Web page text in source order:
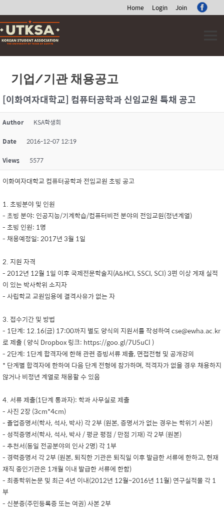
Home Login Join
Skip
to
content
기업/기관 채용공고
[이화여자대학교] 컴퓨터공학과 신임교원 특채 공고
Author KSA학생회
Date 2016-12-07 12:19
Views 5577
이화여자대학교 컴퓨터공학과 전임교원 초빙 공고
1. 초빙분야 및 인원
- 초빙 분야: 인공지능/기계학습/컴퓨터비전 분야의 전임교원(정년계열)
- 초빙 인원: 1명
- 채용예정일: 2017년 3월 1일
2. 지원 자격
- 2012년 12월 1일 이후 국제전문학술지(A&HCI, SSCI, SCI) 3편 이상 게재 실적
이 있는 박사학위 소지자
- 사립학교 교원임용에 결격사유가 없는 자
3. 접수기간 및 방법
- 1단계: 12.16(금) 17:00까지 별도 양식의 지원서를 작성하여 cse@ewha.ac.kr
로 제출 ( 양식 Dropbox 링크: https://goo.gl/7U5uCl )
- 2단계: 1단계 합격자에 한해 관련 증빙서류 제출, 면접전형 및 공개강의
* 단계별 합격자에 한하여 다음 단계 전형에 참가하며, 적격자가 없을 경우 채용하지
않거나 비정년 계열로 채용할 수 있음
4. 서류 제출(1단계 통과자): 학과 사무실로 제출
- 사진 2장 (3cm*4cm)
- 졸업증명서(학사, 석사, 박사) 각 2부 (원본, 증명서가 없는 경우는 학위기 사본)
- 성적증명서(학사, 석사, 박사 / 평균 평점 / 만점 기재) 각 2부 (원본)
- 추천서(동일 전공분야의 인사 2명) 각 1부
- 경력증명서 각 2부 (원본, 퇴직한 기관은 퇴직일 이후 발급한 서류에 한하고, 현재
재직 중인기관은 1개월 이내 발급한 서류에 한함)
- 최종학위논문 및 최근 4년 이내(2012년 12월~2016년 11월) 연구실적물 각 1
부
- 신분증(주민등록증 또는 여권) 사본 2부